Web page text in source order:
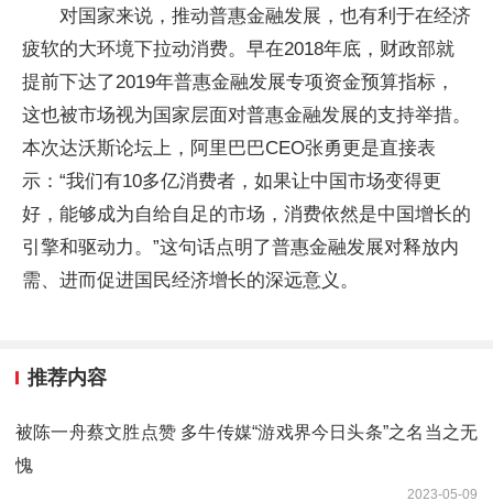
对国家来说，推动普惠金融发展，也有利于在经济
疲软的大环境下拉动消费。早在2018年底，财政部就
提前下达了2019年普惠金融发展专项资金预算指标，
这也被市场视为国家层面对普惠金融发展的支持举措。
本次达沃斯论坛上，阿里巴巴CEO张勇更是直接表
示：“我们有10多亿消费者，如果让中国市场变得更
好，能够成为自给自足的市场，消费依然是中国增长的
引擎和驱动力。”这句话点明了普惠金融发展对释放内
需、进而促进国民经济增长的深远意义。
推荐内容
被陈一舟蔡文胜点赞 多牛传媒“游戏界今日头条”之名当之无
愧
2023-05-09